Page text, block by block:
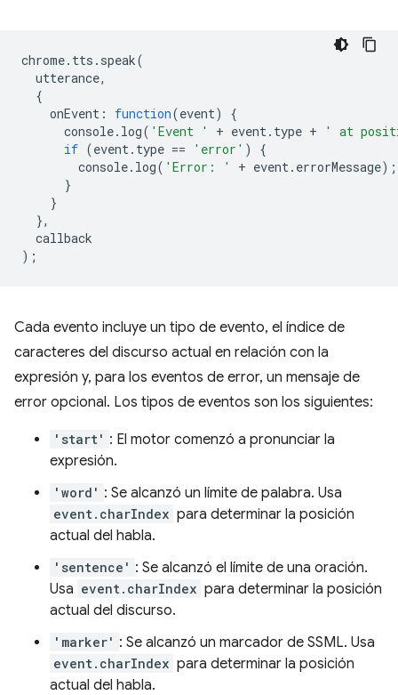
chrome. tts . speak(
utterance,
{
onEvent : function(event)
{
console. log( 'Event ' + event. type +
' at
if (event. type == 'error' )
{
console. log( 'Error: ' + event. errorMessage);
}
}
},
callback
);
Cada evento incluye un tipo de evento, el índice de
caracteres del discurso actual en relación con la
expresión y, para los eventos de error, un mensaje de
error opcional. Los tipos de eventos son los siguientes:
'start' : El motor comenzó a pronunciar la
expresión.
'word' : Se alcanzó un límite de palabra. Usa
event.charIndex para determinar la posición
actual del habla.
'sentence' : Se alcanzó el límite de una oración.
Usa event.charIndex para determinar la posición
actual del discurso.
'marker' : Se alcanzó un marcador de SSML. Usa
event.charIndex para determinar la posición
actual del habla.